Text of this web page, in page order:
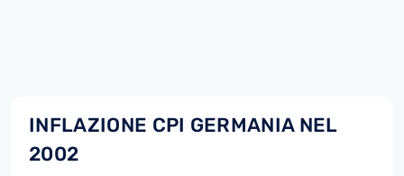
INFLAZIONE CPI GERMANIA NEL
2002